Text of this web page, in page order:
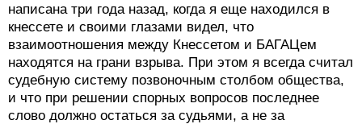
написана три года назад, когда я еще находился в
кнессете и своими глазами видел, что
взаимоотношения между Кнессетом и БАГАЦем
находятся на грани взрыва. При этом я всегда считал
судебную систему позвоночным столбом общества,
и что при решении спорных вопросов последнее
слово должно остаться за судьями, а не за